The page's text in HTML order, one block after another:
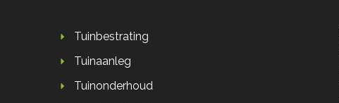
Tuinbestrating
Tuinaanleg
Tuinonderhoud